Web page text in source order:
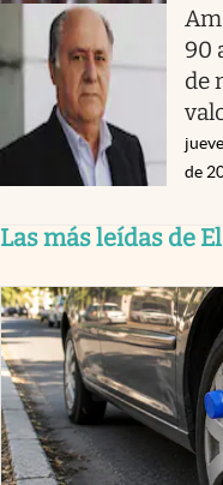
90
de
de
Las más leídas de